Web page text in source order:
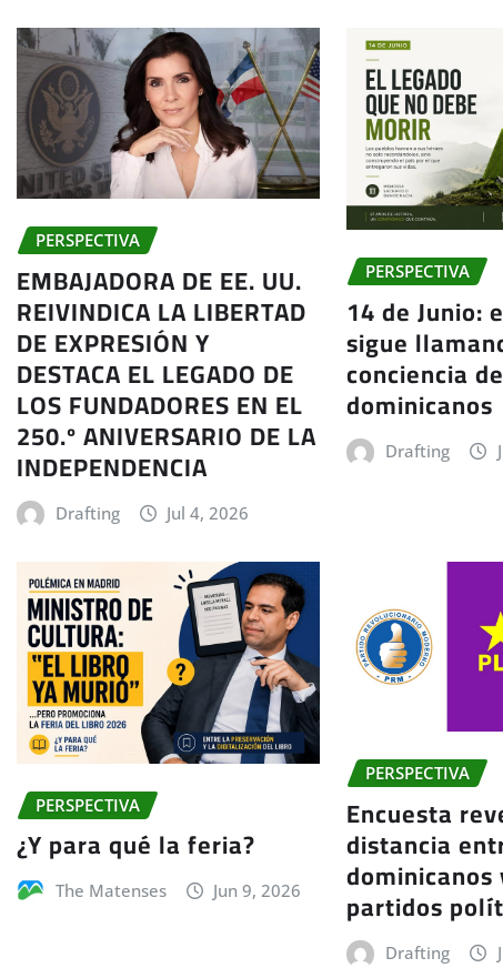
PERSPECTIVA
EMBAJADORA DE EE. UU.
REIVINDICA LA LIBERTAD
DE EXPRESIÓN Y
DESTACA EL LEGADO DE
LOS FUNDADORES EN EL
250.º ANIVERSARIO DE LA
INDEPENDENCIA
Drafting Jul 4, 2026
PERSPECTIVA
14 de Junio:
sigue
conciencia
dominicanos
Drafting
PERSPECTIVA
¿Y para qué la feria?
The Matenses Jun 9, 2026
PERSPECTIVA
Encuesta
distancia
dominicanos
partidos
Drafting